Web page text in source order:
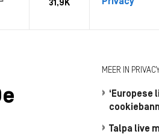
31,9K
MEER IN PRIVACY
‘Europese
Talpa live